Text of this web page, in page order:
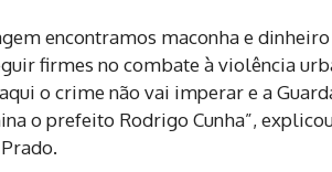
encontramos maconha e
firmes no combate à violência
o crime não vai imperar e a
o prefeito Rodrigo Cunha”,